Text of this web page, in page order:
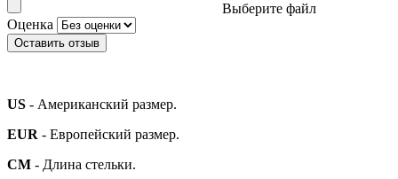
Выберите файл
Оценка
Оставить отзыв
US - Американский размер.
EUR - Европейский размер.
СМ - Длина стельки.